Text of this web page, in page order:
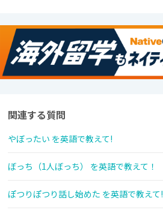
関連する質問
やぼったい を英語で教えて!
ぼっち（1人ぼっち） を英語で教えて！
ぽつりぽつり話し始めた を英語で教えて!